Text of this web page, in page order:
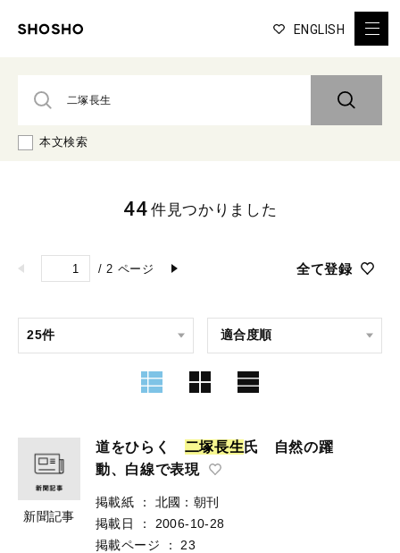
ENGLISH
本文検索
/ 2 ページ 全て登録
44 件見つかりました
新聞記事
道をひらく 二塚長生 氏 自然の躍
動、白線で表現
掲載紙 ：
北國：朝刊
掲載日
：
2006-10-28
掲載ページ
：
23